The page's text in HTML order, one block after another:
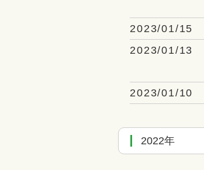
2023/01/15
2023/01/13
2023/01/10
2022年